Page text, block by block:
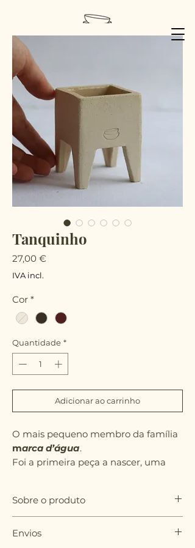
Tanquinho
27,00 €Preço
IVA incl.
Cor *
Quantidade *
Adicionar ao carrinho
O mais pequeno membro da família
marca d’água.
Foi a primeira peça a nascer, uma
ser a favorita de muitos.
Serve para conter o que for preciso —
ou simplesmente marcar presença.
Sobre o produto
Grés com vidrado transparente por dentro.
Envios